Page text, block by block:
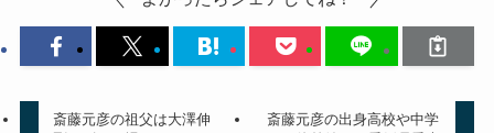
斎藤元彦の祖父は大澤伸
斎藤元彦の出身高校や中学